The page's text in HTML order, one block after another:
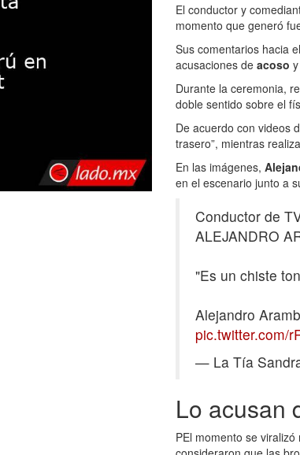
El conductor y
momento que generó
Sus comentarios hacia
acusaciones de acoso
Durante la ceremonia,
doble sentido sobre el
De acuerdo con videos
trasero”, mientras
En las imágenes,
en el escenario junto a
Conductor de
ALEJANDRO
"Es un chiste
Alejandro
pic.twitter.com/
— La Tía
Lo acusan
PEl momento se